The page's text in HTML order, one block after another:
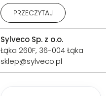
Uwaga: Działa drażniąco na
oczy. Działa drażniąco na
skórę. W PRZYPADKU DOSTANIA
SIĘ DO OCZU: Ostrożnie płukać
wodą przez kilka minut. Wyjąć
soczewki kontaktowe, jeżeli są i
można je łatwo usunąć. Nadal
płukać. W przypadku
drażniącego na oczy:
PRZECZYTAJ
Sylveco Sp. z o.o.
Łąka 260F, 36-004 Łąka
sklep@sylveco.pl